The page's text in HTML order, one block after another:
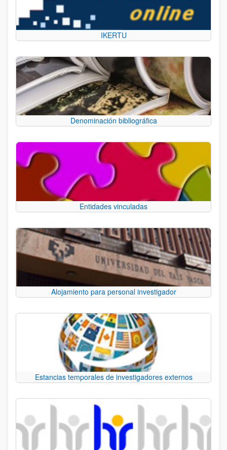
IKERTU
Denominación bibliográfica
Entidades vinculadas
Alojamiento para personal investigador
Estancias temporales de investigadores externos